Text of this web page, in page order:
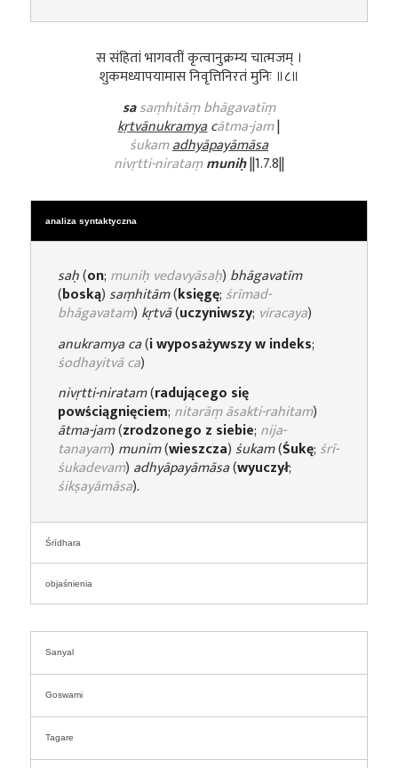
स संहितां भागवतीं कृत्वानुक्रम्य चात्मजम् ।
शुकमध्यापयामास निवृत्तिनिरतं मुनिः ॥८॥
sasaṃhitāṃ bhāgavatīṃ
kṛtvānukramyacātma-jam|
śukamadhyāpayāmāsa
nivṛtti-nirataṃmuniḥ||1.7.8||
analiza syntaktyczna
saḥ(on; muniḥ vedavyāsaḥ) bhāgavatīm
(boską)saṃhitām(księgę; śrīmad-
bhāgavatam) kṛtvā(uczyniwszy; viracaya)
anukramya ca(i wyposażywszy w indeks;
śodhayitvā ca)
nivṛtti-niratam(radującego się
powściągnięciem; nitarāṃ āsakti-rahitam)
ātma-jam(zrodzonego z siebie; nija-
tanayam) munim(wieszcza)śukam(Śukę; śrī-
śukadevam) adhyāpayāmāsa(wyuczył;
śikṣayāmāsa).
Śrīdhara
objaśnienia
Sanyal
Goswami
Tagare